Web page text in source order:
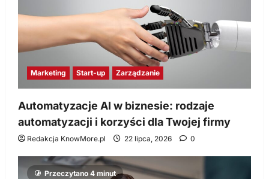
Marketing Start-up Zarządzanie
Automatyzacje AI w biznesie: rodzaje
automatyzacji i korzyści dla Twojej firmy
Redakcja KnowMore.pl 22 lipca, 2026 0
Przeczytano 4 minut